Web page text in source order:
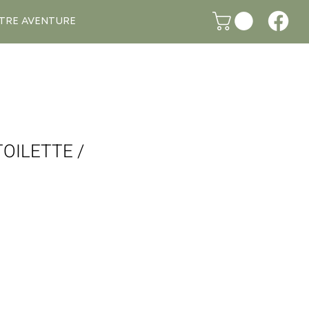
AVENTURE
/